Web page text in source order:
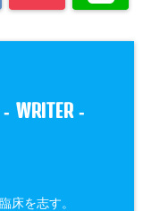
WRITER-
床を志す。